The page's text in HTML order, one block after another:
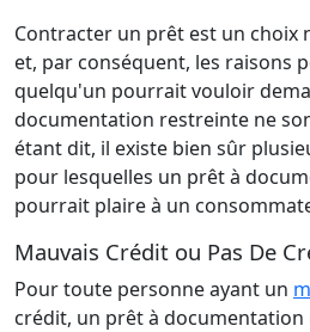
Contracter un prêt est un choix
et, par conséquent, les raisons
quelqu'un pourrait vouloir
documentation restreinte ne
étant dit, il existe bien sûr
pour lesquelles un prêt à
pourrait plaire à un
Mauvais Crédit ou Pas De
Pour toute personne ayant un
crédit, un prêt à